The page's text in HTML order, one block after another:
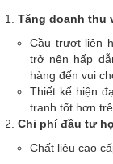
Tăng doanh thu
Cầu trượt liên
trở nên hấp
hàng đến vui
Thiết kế hiện
tranh tốt hơn
Chi phí đầu tư
Chất liệu cao